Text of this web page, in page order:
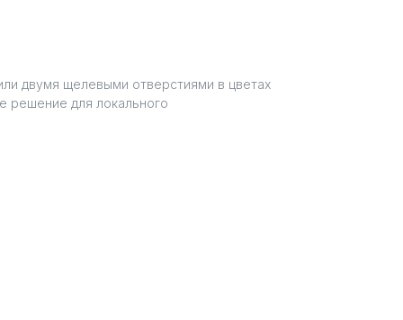
двумя щелевыми отверстиями в цветах
решение для локального